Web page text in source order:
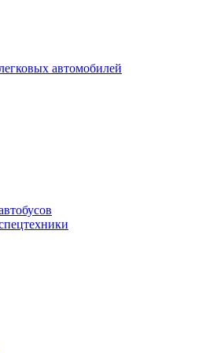
автомобилей